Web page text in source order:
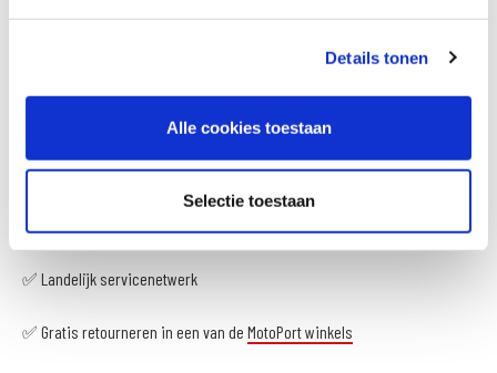
Details tonen
Alle cookies toestaan
Selectie toestaan
De voordelen van MotoPort:
✅ Op werkdagen voor 16:00 uur besteld = volgende werkdag in huis
✅ 100 dagen bedenktijd!
✅ Gratis verzending vanaf € 100,-
✅ Landelijk servicenetwerk
✅ Gratis retourneren in een van de MotoPort winkels